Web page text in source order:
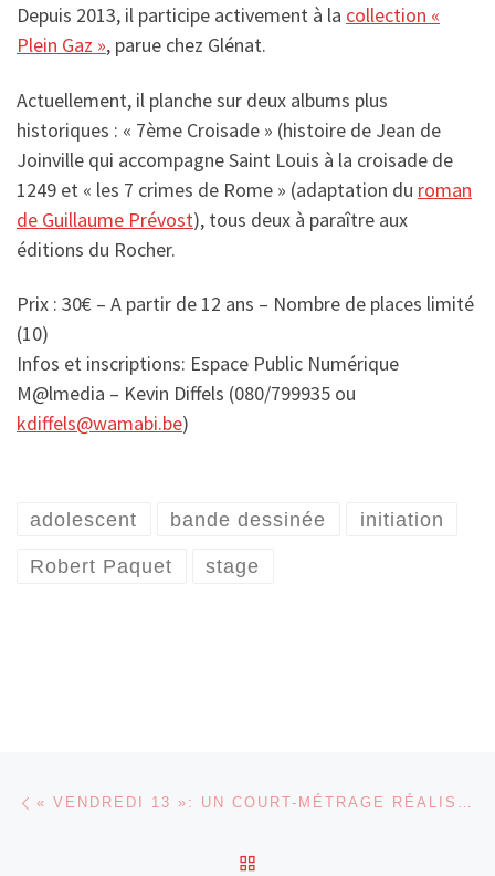
Depuis 2013, il participe activement à la collection «
Plein Gaz », parue chez Glénat.
Actuellement, il planche sur deux albums plus
historiques : « 7ème Croisade » (histoire de Jean de
Joinville qui accompagne Saint Louis à la croisade de
1249 et « les 7 crimes de Rome » (adaptation du roman
de Guillaume Prévost), tous deux à paraître aux
éditions du Rocher.
Prix : 30€ – A partir de 12 ans – Nombre de places limité
(10)
Infos et inscriptions: Espace Public Numérique
M@lmedia – Kevin Diffels (080/799935 ou
kdiffels@wamabi.be)
adolescent bande dessinée initiation
Robert Paquet stage
Parcourir les articles « VENDREDI 13 »: UN COURT-MÉTRAGE RÉALISÉ PAR DE JEUNES MALMÉDIENS